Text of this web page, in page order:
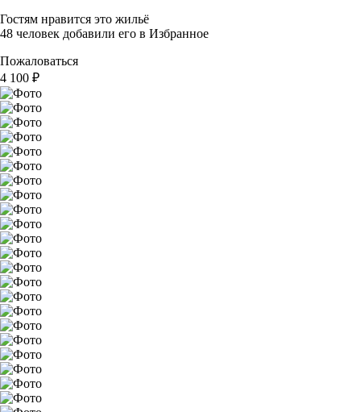
Гостям нравится это жильё
48 человек добавили его в Избранное
Пожаловаться
4 100 ₽